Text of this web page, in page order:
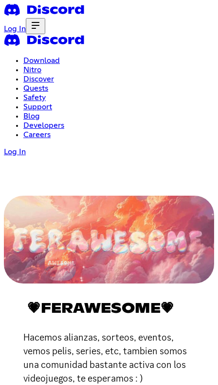
Log In
Download
Nitro
Discover
Quests
Safety
Support
Blog
Developers
Careers
Log In
💗FERAWESOME💗
Hacemos alianzas, sorteos, eventos,
vemos pelis, series, etc, tambien somos
una comunidad bastante activa con los
videojuegos, te esperamos : )